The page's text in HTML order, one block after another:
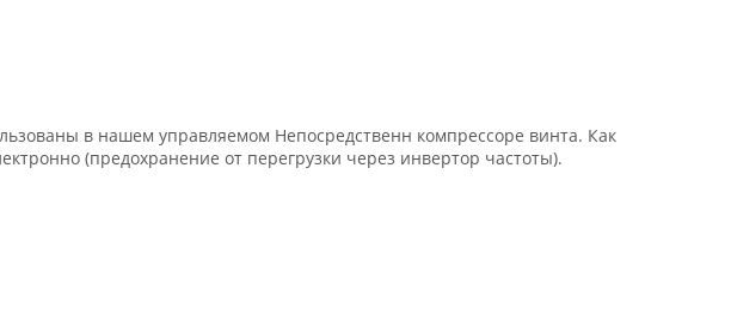
в нашем управляемом Непосредственн компрессоре винта. Как
(предохранение от перегрузки через инвертор частоты).